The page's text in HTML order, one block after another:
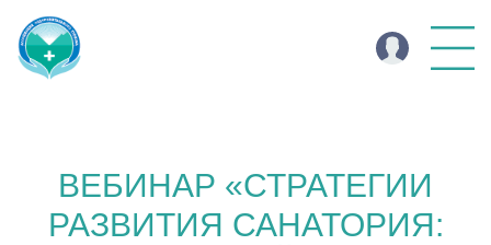
ВЕБИНАР «СТРАТЕГИИ
РАЗВИТИЯ САНАТОРИЯ: